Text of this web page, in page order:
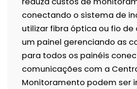
conectando o sistema de
utilizar fibra óptica ou fio de
um painel gerenciando as
para todos os painéis
comunicações com a
Monitoramento podem ser